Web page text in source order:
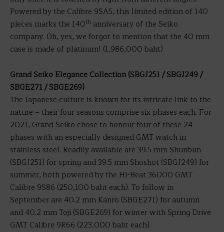
Powered by the Calibre 9SA5, this limited edition of 140
pieces marks the 140th anniversary of the Seiko
company. Oh, yes, we forgot to mention that the 40 mm
case is made of platinum! (1,986,000 baht)
Grand Seiko Elegance Collection (SBGJ251 / SBGJ249 /
SBGE271 / SBGE269)
The Japanese culture is known for its intricate link to the
nature – their four seasons comprise six phases each. For
2021, Grand Seiko chose to honour four of these 24
phases with an especially designed GMT watch in
stainless steel. Readily available are 39.5 mm Shunbun
(SBGJ251) for spring and 39.5 mm Shoshot (SBGJ249) for
summer, both powered by the Hi-Beat 36000 GMT
Calibre 9S86 (250,100 baht each). To follow in
September are 40.2 mm Kanro (SBGE271) for autumn
and 40.2 mm Toji (SBGE269) for winter with Spring Drive
GMT Calibre 9R66 (223,000 baht each).